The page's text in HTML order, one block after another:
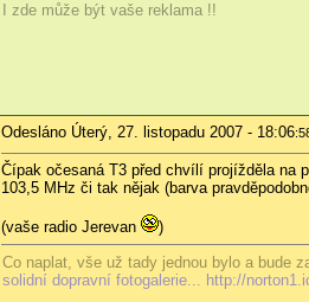
I zde může být vaše reklama !!
Odesláno Úterý, 27. listopadu 2007 - 18:06
Čípak očesaná T3 před chvílí projížděla na
103,5 MHz či tak nějak (barva
(vaše radio Jerevan
)
Co naplat, vše už tady jednou bylo a bude
solidní dopravní fotogalerie... http://